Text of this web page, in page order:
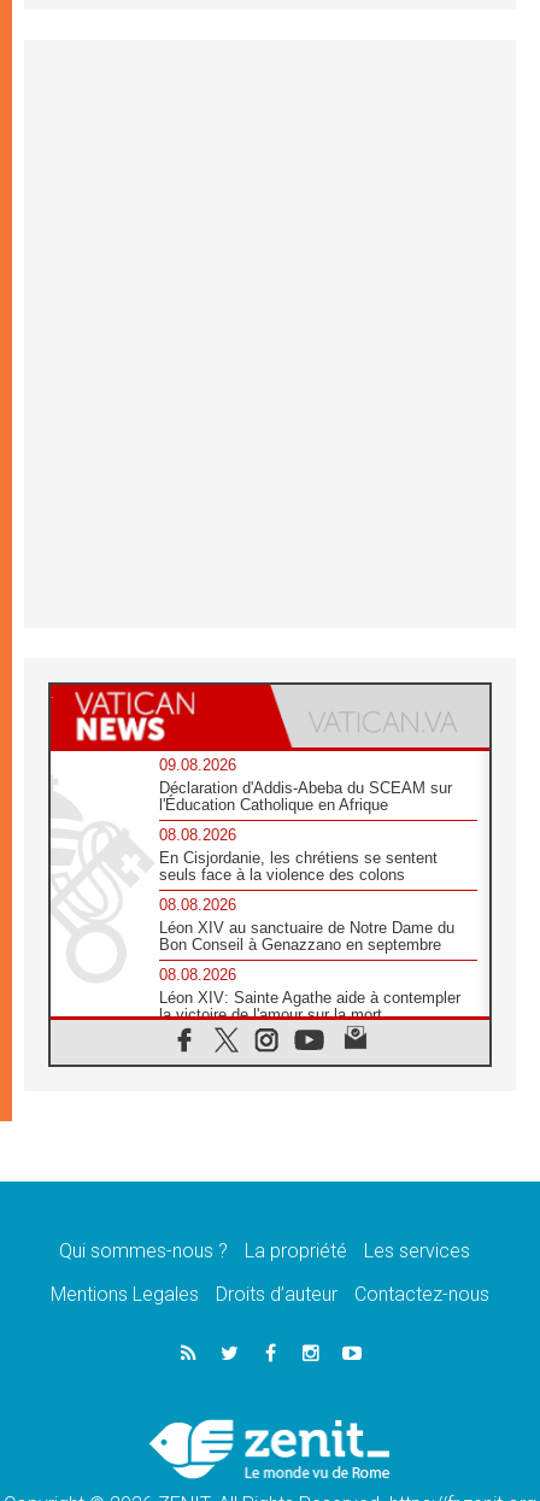
09.08.2026
Déclaration d'Addis-Abeba du SCEAM sur
l'Éducation Catholique en Afrique
08.08.2026
En Cisjordanie, les chrétiens se sentent
seuls face à la violence des colons
08.08.2026
Léon XIV au sanctuaire de Notre Dame du
Bon Conseil à Genazzano en septembre
08.08.2026
Léon XIV: Sainte Agathe aide à contempler
la victoire de l'amour sur la mort
08.08.2026
«Relancer l'empathie», le projet Triennal d'art
08.08.2026
07.08.2026
Calapan devient un diocèse
Congo-Brazzaville: le 15 août, entre solennité
de l'Assomption et mémoire nationale
«La paix commence par l'empathie» estime
le cardinal Parolin
Qui sommes-nous ? La propriété
Les services
Mentions Legales
Droits d’auteur Contactez-nous